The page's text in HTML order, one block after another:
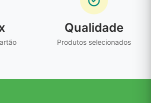
Qualidade
Produtos selecionados